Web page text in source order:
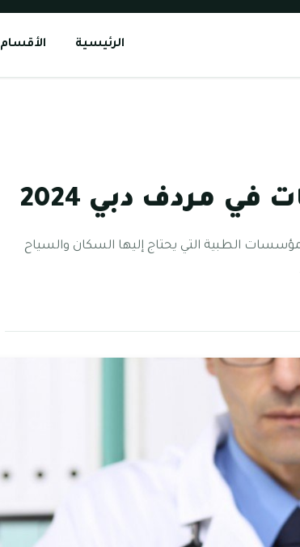
الرئيسية الأقسام
مردف دبي 2024
الطبية التي يحتاج إليها السكان والسياح